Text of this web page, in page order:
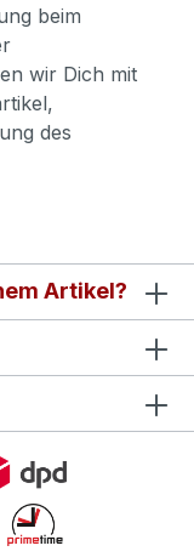
beim
wir Dich mit
des
Artikel?